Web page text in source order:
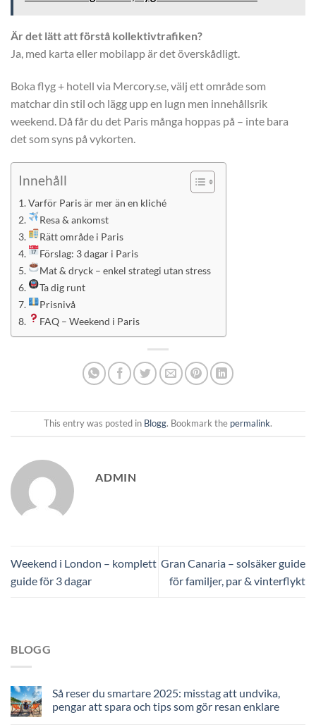
Är det lätt att förstå kollektivtrafiken?
Ja, med karta eller mobilapp är det överskådligt.
Boka flyg + hotell via Mercory.se, välj ett område som
matchar din stil och lägg upp en lugn men innehållsrik
weekend. Då får du det Paris många hoppas på – inte bara
det som syns på vykorten.
Innehåll
Varför Paris är mer än en kliché
Resa & ankomst
Rätt område i Paris
Förslag: 3 dagar i Paris
Mat & dryck – enkel strategi utan stress
Ta dig runt
Prisnivå
FAQ – Weekend i Paris
This entry was posted in Blogg. Bookmark the permalink.
ADMIN
Weekend i London – komplett
guide för 3 dagar
Gran Canaria – solsäker guide
för familjer, par & vinterflykt
BLOGG
Så reser du smartare 2025: misstag att undvika,
pengar att spara och tips som gör resan enklare